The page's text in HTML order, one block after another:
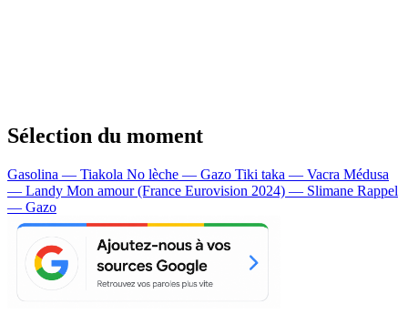
Sélection du moment
Gasolina — Tiakola No lèche — Gazo Tiki taka — Vacra Médusa
— Landy Mon amour (France Eurovision 2024) — Slimane Rappel
— Gazo